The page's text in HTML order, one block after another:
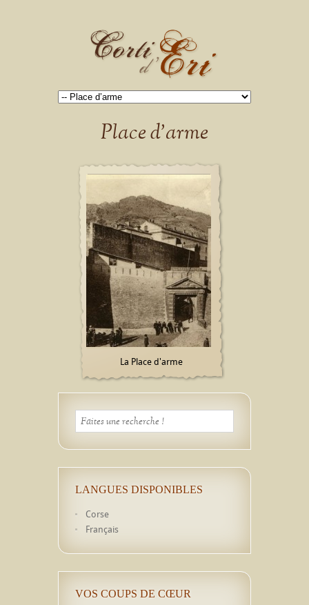
Place d’arme
La Place d'arme
LANGUES DISPONIBLES
Corse
Français
VOS COUPS DE CŒUR